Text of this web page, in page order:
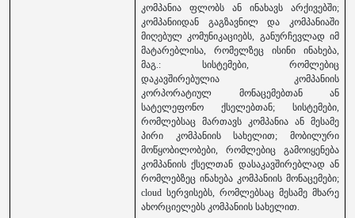
კომპანია ფლობს ან ინახავს არქივებში;
კომპანიიდან გაგზავნილ და კომპანიაში
მიღებულ კომუნიკაციებს, განურჩევლად იმ
მატარებლისა, რომელზეც ისინი ინახება,
მაგ.: სისტემები, რომლებიც
დაკავშირებულია კომპანიის
კორპორატიულ მონაცემებთან ან
სატელეფონო ქსელებთან; სისტემები,
რომლებსაც მართავს კომპანია ან მესამე
პირი კომპანიის სახელით; მობილური
მოწყობილობები, რომლებიც გამოიყენება
კომპანიის ქსელთან დასაკავშირებლად ან
რომლებზეც ინახება კომპანიის მონაცემები;
cloud სერვისებს, რომლებსაც მესამე მხარე
ახორციელებს კომპანიის სახელით.